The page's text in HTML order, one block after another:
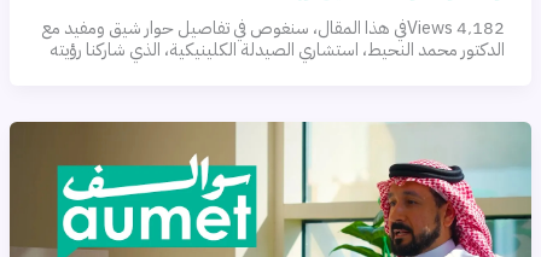
4٬182 Viewsفي هذا المقال، سنغوص في تفاصيل حوار شيق ومفيد مع
الدكتور محمد النحيط، استشاري الصيدلة الكلينيكية، الذي شاركنا رؤيته